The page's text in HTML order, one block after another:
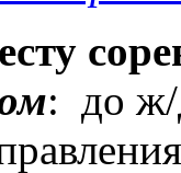
: до ж/